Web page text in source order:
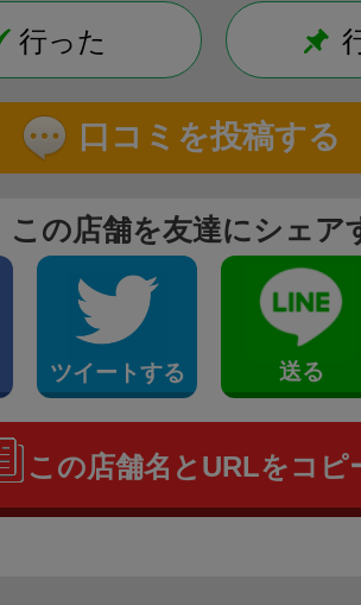
行った
口コミを投稿する
この店舗を友達にシェア
ツイートする 送る
この店舗名とURLをコピ